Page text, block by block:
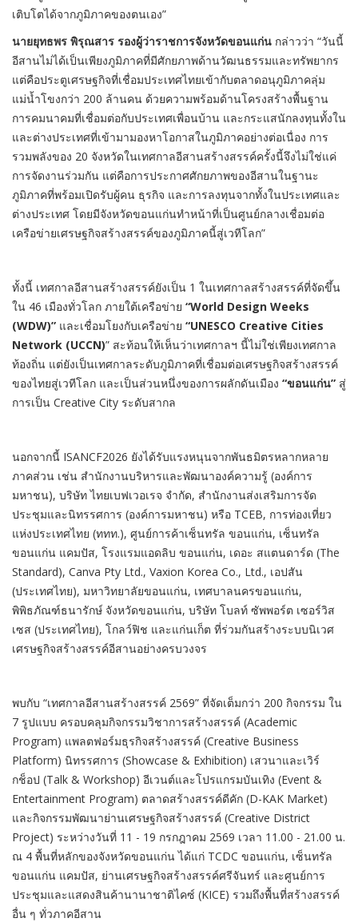
เติบโตได้จากภูมิภาคของตนเอง”
นายยุทธพร พิรุณสาร รองผู้ว่าราชการจังหวัดขอนแก่น กล่าวว่า “วันนี้
อีสานไม่ได้เป็นเพียงภูมิภาคที่มีศักยภาพด้านวัฒนธรรมและทรัพยากร
แต่คือประตูเศรษฐกิจที่เชื่อมประเทศไทยเข้ากับตลาดอนุภูมิภาคลุ่ม
แม่น้ำโขงกว่า 200 ล้านคน ด้วยความพร้อมด้านโครงสร้างพื้นฐาน
การคมนาคมที่เชื่อมต่อกับประเทศเพื่อนบ้าน และกระแสนักลงทุนทั้งใน
และต่างประเทศที่เข้ามามองหาโอกาสในภูมิภาคอย่างต่อเนื่อง การ
รวมพลังของ 20 จังหวัดในเทศกาลอีสานสร้างสรรค์ครั้งนี้จึงไม่ใช่แค่
การจัดงานร่วมกัน แต่คือการประกาศศักยภาพของอีสานในฐานะ
ภูมิภาคที่พร้อมเปิดรับผู้คน ธุรกิจ และการลงทุนจากทั้งในประเทศและ
ต่างประเทศ โดยมีจังหวัดขอนแก่นทำหน้าที่เป็นศูนย์กลางเชื่อมต่อ
เครือข่ายเศรษฐกิจสร้างสรรค์ของภูมิภาคนี้สู่เวทีโลก”
ทั้งนี้ เทศกาลอีสานสร้างสรรค์ยังเป็น 1 ในเทศกาลสร้างสรรค์ที่จัดขึ้น
ใน 46 เมืองทั่วโลก ภายใต้เครือข่าย “World Design Weeks
(WDW)” และเชื่อมโยงกับเครือข่าย “UNESCO Creative Cities
Network (UCCN)” สะท้อนให้เห็นว่าเทศกาลฯ นี้ไม่ใช่เพียงเทศกาล
ท้องถิ่น แต่ยังเป็นเทศกาลระดับภูมิภาคที่เชื่อมต่อเศรษฐกิจสร้างสรรค์
ของไทยสู่เวทีโลก และเป็นส่วนหนึ่งของการผลักดันเมือง “ขอนแก่น” สู่
การเป็น Creative City ระดับสากล
นอกจากนี้ ISANCF2026 ยังได้รับแรงหนุนจากพันธมิตรหลากหลาย
ภาคส่วน เช่น สำนักงานบริหารและพัฒนาองค์ความรู้ (องค์การ
มหาชน), บริษัท ไทยเบฟเวอเรจ จำกัด, สำนักงานส่งเสริมการจัด
ประชุมและนิทรรศการ (องค์การมหาชน) หรือ TCEB, การท่องเที่ยว
แห่งประเทศไทย (ททท.), ศูนย์การค้าเซ็นทรัล ขอนแก่น, เซ็นทรัล
ขอนแก่น แคมปัส, โรงแรมแอดลิบ ขอนแก่น, เดอะ สแตนดาร์ด (The
Standard), Canva Pty Ltd., Vaxion Korea Co., Ltd., เอปสัน
(ประเทศไทย), มหาวิทยาลัยขอนแก่น, เทศบาลนครขอนแก่น,
พิพิธภัณฑ์ธนารักษ์ จังหวัดขอนแก่น, บริษัท โบลท์ ซัพพอร์ต เซอร์วิส
เซส (ประเทศไทย), โกลว์ฟิช และแก่นเก็ต ที่ร่วมกันสร้างระบบนิเวศ
เศรษฐกิจสร้างสรรค์อีสานอย่างครบวงจร
พบกับ “เทศกาลอีสานสร้างสรรค์ 2569” ที่จัดเต็มกว่า 200 กิจกรรม ใน
7 รูปแบบ ครอบคลุมกิจกรรมวิชาการสร้างสรรค์ (Academic
Program) แพลตฟอร์มธุรกิจสร้างสรรค์ (Creative Business
Platform) นิทรรศการ (Showcase & Exhibition) เสวนาและเวิร์
กช็อป (Talk & Workshop) อีเวนต์และโปรแกรมบันเทิง (Event &
Entertainment Program) ตลาดสร้างสรรค์ดีคัก (D-KAK Market)
และกิจกรรมพัฒนาย่านเศรษฐกิจสร้างสรรค์ (Creative District
Project) ระหว่างวันที่ 11 - 19 กรกฎาคม 2569 เวลา 11.00 - 21.00 น.
ณ 4 พื้นที่หลักของจังหวัดขอนแก่น ได้แก่ TCDC ขอนแก่น, เซ็นทรัล
ขอนแก่น แคมปัส, ย่านเศรษฐกิจสร้างสรรค์ศรีจันทร์ และศูนย์การ
ประชุมและแสดงสินค้านานาชาติไคซ์ (KICE) รวมถึงพื้นที่สร้างสรรค์
อื่น ๆ ทั่วภาคอีสาน